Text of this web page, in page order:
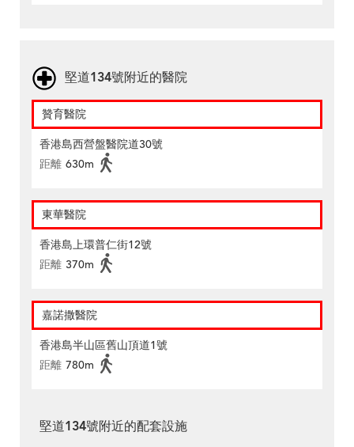
堅道134號附近的醫院
贊育醫院
香港島西營盤醫院道30號
距離 630m
東華醫院
香港島上環普仁街12號
距離 370m
嘉諾撒醫院
香港島半山區舊山頂道1號
距離 780m
堅道134號附近的配套設施